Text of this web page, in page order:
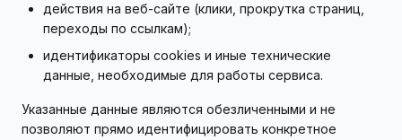
действия на веб-сайте (клики, прокрутка страниц,
переходы по ссылкам);
идентификаторы cookies и иные технические
данные, необходимые для работы сервиса.
Указанные данные являются обезличенными и не
позволяют прямо идентифицировать конкретное